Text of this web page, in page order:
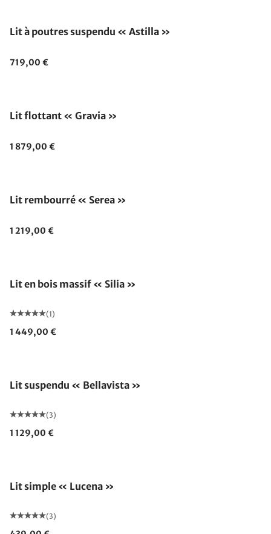
Lit à poutres suspendu « Astilla »
719,00 €
Lit flottant « Gravia »
1 879,00 €
Lit rembourré « Serea »
1 219,00 €
Lit en bois massif « Silia »
(1)
1 449,00 €
Lit suspendu « Bellavista »
(3)
1 129,00 €
Lit simple « Lucena »
(3)